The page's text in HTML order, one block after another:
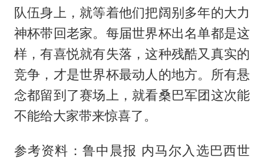
队伍身上，就等着他们把阔别多年的大力
神杯带回老家。每届世界杯出名单都是这
样，有喜悦就有失落，这种残酷又真实的
竞争，才是世界杯最动人的地方。所有悬
念都留到了赛场上，就看桑巴军团这次能
不能给大家带来惊喜了。
参考资料：鲁中晨报 内马尔入选巴西世